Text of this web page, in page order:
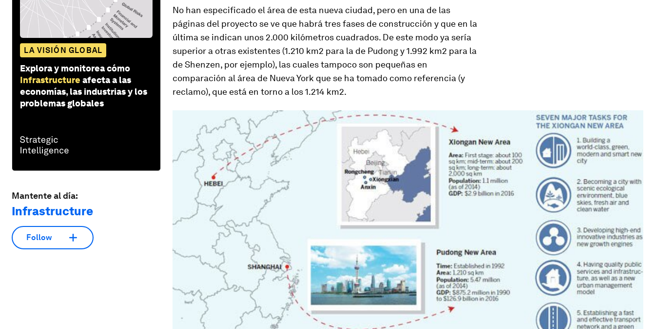
LA VISIÓN GLOBAL
Explora y monitorea cómo
Infrastructure afecta a las
economías, las industrias y los
problemas globales
Mantente al día:
Infrastructure
Follow
No han especificado el área de esta nueva ciudad, pero en una de las
páginas del proyecto se ve que habrá tres fases de construcción y que en la
última se indican unos 2.000 kilómetros cuadrados. De este modo ya sería
superior a otras existentes (1.210 km2 para la de Pudong y 1.992 km2 para la
de Shenzen, por ejemplo), las cuales tampoco son pequeñas en
comparación al área de Nueva York que se ha tomado como referencia (y
reclamo), que está en torno a los 1.214 km2.